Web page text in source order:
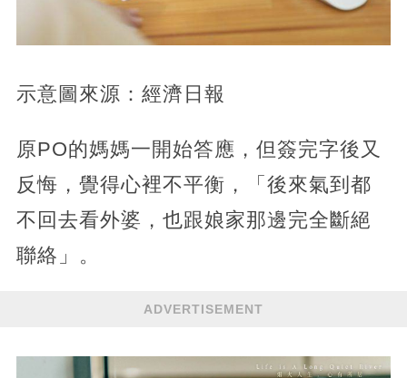
示意圖來源：經濟日報
原PO的媽媽一開始答應，但簽完字後又
反悔，覺得心裡不平衡，「後來氣到都
不回去看外婆，也跟娘家那邊完全斷絕
聯絡」。
ADVERTISEMENT